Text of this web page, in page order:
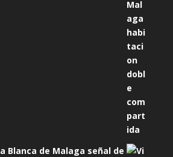
Blanca de Malaga señal de